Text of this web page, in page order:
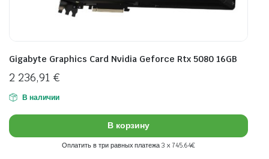
Gigabyte Graphics Card Nvidia Geforce Rtx 5080 16GB
2 236,91 €
В наличии
В корзину
Оплатить в три равных платежа 3 x 745.64€